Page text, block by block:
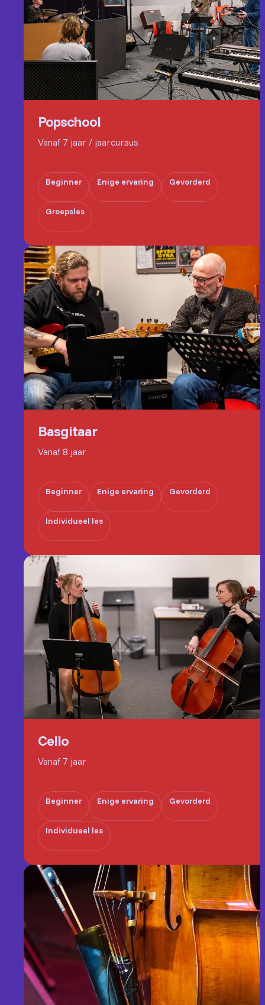
Popschool
Vanaf 7 jaar / jaarcursus
Beginner Enige ervaring Gevorderd
Groepsles
Basgitaar
Vanaf 8 jaar
Beginner Enige ervaring Gevorderd
Individueel les
Cello
Vanaf 7 jaar
Beginner Enige ervaring Gevorderd
Individueel les